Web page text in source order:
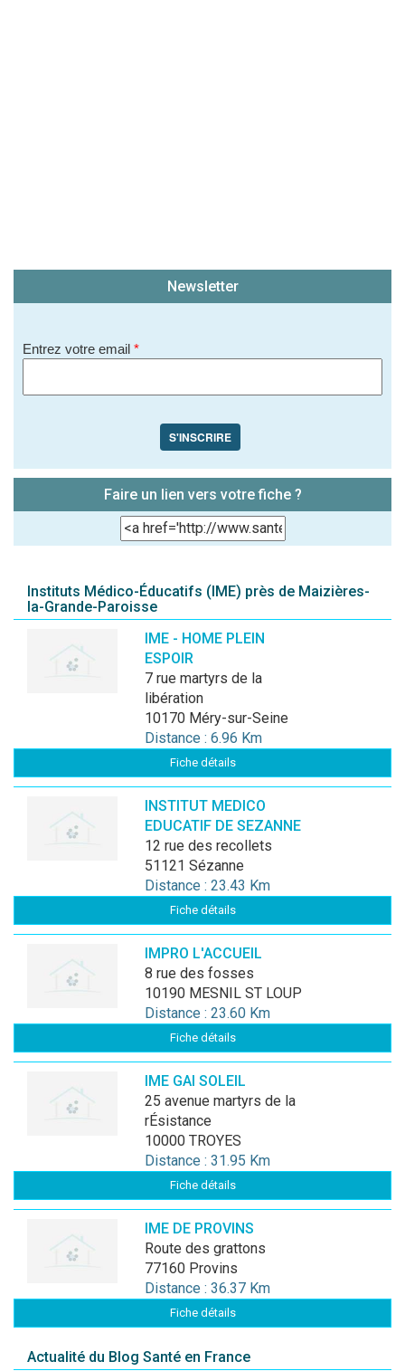
Newsletter
Entrez votre email *
S'INSCRIRE
Faire un lien vers votre fiche ?
Instituts Médico-Éducatifs (IME) près de Maizières-
la-Grande-Paroisse
IME - HOME PLEIN
ESPOIR
7 rue martyrs de la
libération
10170 Méry-sur-Seine
Distance : 6.96 Km
Fiche détails
INSTITUT MEDICO
EDUCATIF DE SEZANNE
12 rue des recollets
51121 Sézanne
Distance : 23.43 Km
Fiche détails
IMPRO L'ACCUEIL
8 rue des fosses
10190 MESNIL ST LOUP
Distance : 23.60 Km
Fiche détails
IME GAI SOLEIL
25 avenue martyrs de la
rÉsistance
10000 TROYES
Distance : 31.95 Km
Fiche détails
IME DE PROVINS
route des grattons
77160 Provins
Distance : 36.37 Km
Fiche détails
Actualité du Blog Santé en France